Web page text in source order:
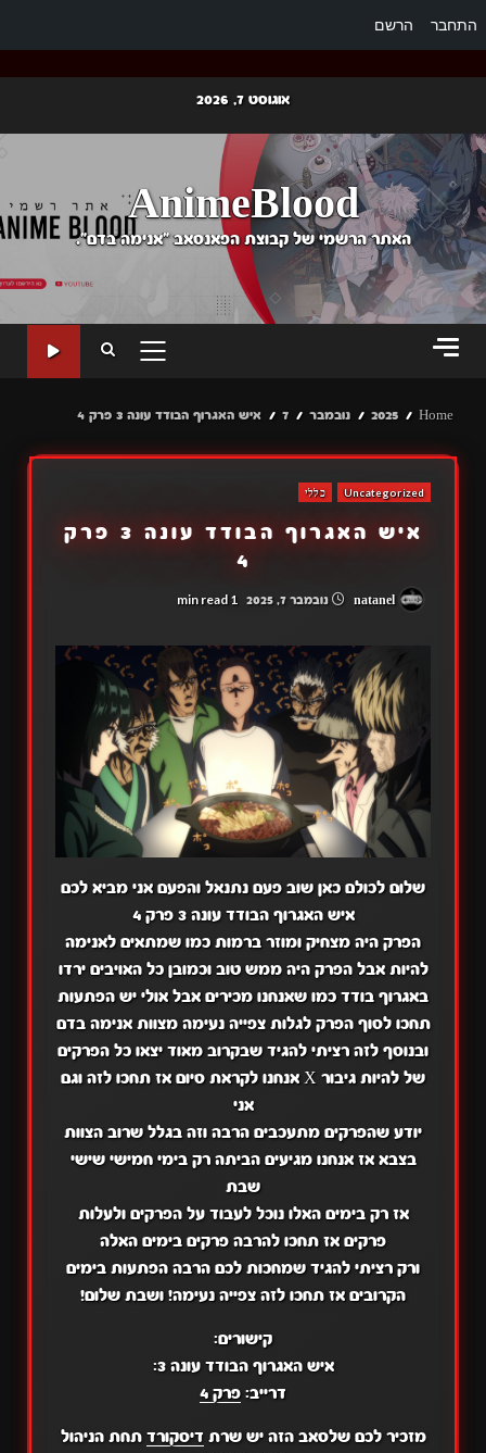
התחבר הרשם
content
אוגוסט 7, 2026
AnimeBlood
האתר הרשמי של קבוצת הפאנסאב "אנימה בדם".
PRIMARY
Home
2025 נובמבר 7 איש האגרוף הבודד עונה 3 פרק 4
Uncategorized כללי
איש האגרוף הבודד עונה 3 פרק
4
נובמבר 7, 2025 1 min read
שלום לכולם כאן שוב פעם נתנאל והפעם אני מביא לכם
איש האגרוף הבודד עונה 3 פרק 4
הפרק היה מצחיק ומוזר ברמות כמו שמתאים לאנימה
להיות אבל הפרק היה ממש טוב וכמובן כל האויבים ירדו
באגרוף בודד כמו שאנחנו מכירים אבל אולי יש הפתעות
תחכו לסוף הפרק לגלות צפייה נעימה מצוות אנימה בדם
ובנוסף לזה רציתי להגיד שבקרוב מאוד יצאו כל הפרקים
של להיות גיבור X אנחנו לקראת סיום אז תחכו לזה וגם
אני
יודע שהפרקים מתעכבים הרבה וזה בגלל שרוב הצוות
בצבא אז אנחנו מגיעים הביתה רק בימי חמישי שישי
שבת
אז רק בימים האלו נוכל לעבוד על הפרקים ולעלות
פרקים אז תחכו להרבה פרקים בימים האלה
ורק רציתי להגיד שמחכות לכם הרבה הפתעות בימים
הקרובים אז תחכו לזה צפייה נעימה! ושבת שלום!
קישורים:
איש האגרוף הבודד עונה 3:
דרייב: פרק 4
מזכיר לכם שלסאב הזה יש שרת דיסקורד תחת הניהול